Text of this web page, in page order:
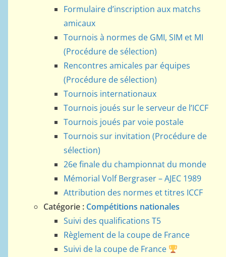
Formulaire d’inscription aux matchs
amicaux
Tournois à normes de GMI, SIM et MI
(Procédure de sélection)
Rencontres amicales par équipes
(Procédure de sélection)
Tournois internationaux
Tournois joués sur le serveur de l’ICCF
Tournois joués par voie postale
Tournois sur invitation (Procédure de
sélection)
26e finale du championnat du monde
Mémorial Volf Bergraser – AJEC 1989
Attribution des normes et titres ICCF
Catégorie : Compétitions nationales
Suivi des qualifications T5
Règlement de la coupe de France
Suivi de la coupe de France